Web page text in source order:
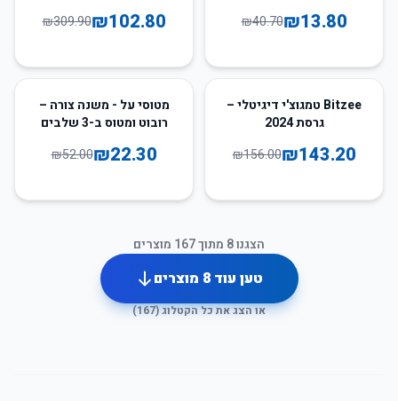
₪13.80
₪40.70
₪102.80
₪309.90
8%
Bitzee טמגוצ'י דיגיטלי –
גרסת 2024
₪143.20
₪156.00
57
מטוסי על - משנה צורה –
רובוט ומטוס ב-3 שלבים
₪22.30
₪52.00
הצגנו8 מתוך167 מוצרים
טען עוד8 מוצרים
או הצג את כל הקטלוג (167
)